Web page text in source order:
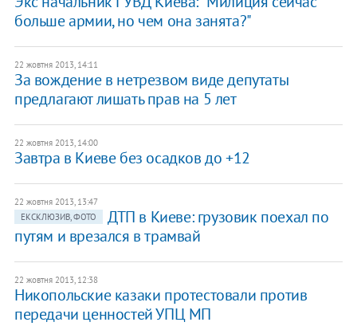
больше армии, но чем она занята?"
22 жовтня 2013, 14:11
За вождение в нетрезвом виде депутаты
предлагают лишать прав на 5 лет
22 жовтня 2013, 14:00
Завтра в Киеве без осадков до +12
22 жовтня 2013, 13:47
ЕКСКЛЮЗИВ, ФОТО
ДТП в Киеве: грузовик поехал по
путям и врезался в трамвай
22 жовтня 2013, 12:38
Никопольские казаки протестовали против
передачи ценностей УПЦ МП